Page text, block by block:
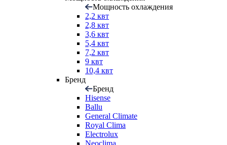
Мощность охлаждения
2,2 квт
2,8 квт
3,6 квт
5,4 квт
7,2 квт
9 квт
10,4 квт
Бренд
Бренд
Hisense
Ballu
General Climate
Royal Clima
Electrolux
Neoclima